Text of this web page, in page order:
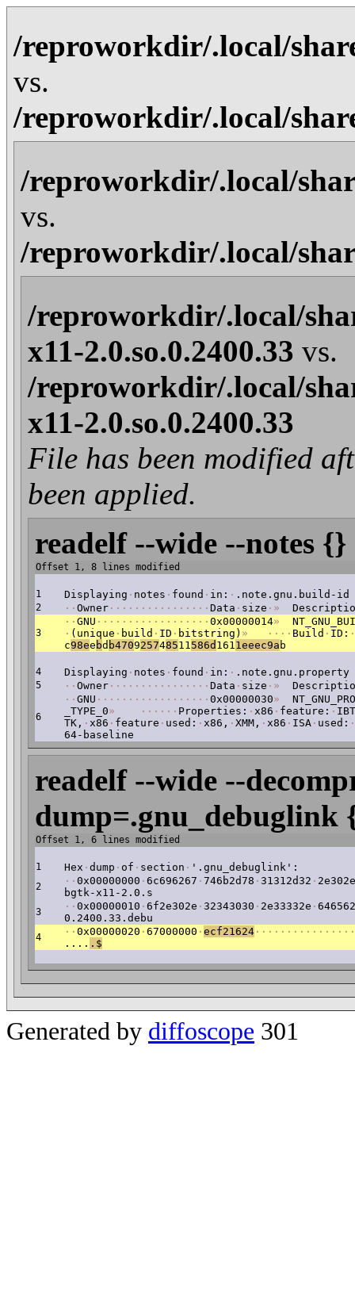
/reproworkdir/.local/
vs.
/reproworkdir/.local/
/reproworkdir/.local/
vs.
/reproworkdir/.local/
/reproworkdir/.local/
x11-2.0.so.0.2400.33 vs.
/reproworkdir/.local/
x11-2.0.so.0.2400.33
File has been modified
been applied.
readelf --wide --notes {}
Offset 1, 8 lines modified
1 Displaying · notes · found · in: · .note.gnu.build-id
2 · · Owner · · · · · · · · · · · · · · · · Data · size · »
3
· · GNU · · · · · · · · · · · · · · · · · · 0x00000014»
· (unique · build · ID · bitstring) » · · · · Build · ID: ·
c98ee bd b470925748511586d 1611eeec9a b
4 Displaying · notes · found · in: · .note.gnu.property
5 · · Owner · · · · · · · · · · · · · · · · Data · size · »
6
· · GNU · · · · · · · · · · · · · · · · · · 0x00000030»
_TYPE_0» · · · · · · Properties: · x86 · feature: ·
TK, · x86 · feature · used: · x86, · XMM, · x86 · ISA · used: ·
64-baseline
readelf --wide --
dump=.gnu_debuglink
Offset 1, 6 lines modified
1 Hex · dump · of · section · '.gnu_debuglink':
2 · · 0x00000000 · 6c696267 · 746b2d78 · 31312d32 ·
bgtk-x11-2.0.s
3 · · 0x00000010 · 6f2e302e · 32343030 · 2e33332e ·
0.2400.33.debu
4 · · 0x00000020 · 67000000 · ecf21624 · · · · · · · · · · · · · · · ·
.... .$
Generated by diffoscope 301